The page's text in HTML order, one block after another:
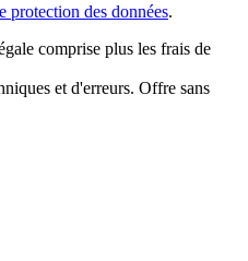
protection des données.
comprise plus les frais de
et d'erreurs. Offre sans